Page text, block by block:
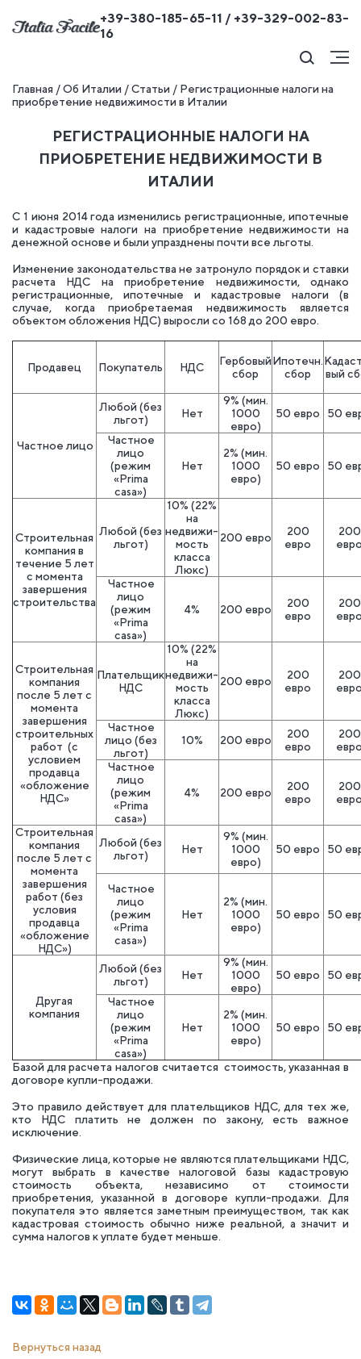
+39-380-185-65-11 / +39-329-002-83-
16
Главная /Об Италии /Статьи / Регистрационные налоги на
приобретение недвижимости в Италии
РЕГИСТРАЦИОННЫЕ НАЛОГИ НА
ПРИОБРЕТЕНИЕ НЕДВИЖИМОСТИ В
ИТАЛИИ
С 1 июня 2014 года изменились регистрационные, ипотечные
и кадастровые налоги на приобретение недвижимости на
денежной основе и были упразднены почти все льготы.
Изменение законодательства не затронуло порядок и ставки
расчета НДС на приобретение недвижимости, однако
регистрационные, ипотечные и кадастровые налоги (в
случае, когда приобретаемая недвижимость является
объектом обложения НДС) выросли со 168 до 200 евро.
Продавец Покупатель НДС
Гербовый
сбор
Ипотечн.
сбор
вый
Частное лицо
Любой (без
льгот)
Нет
9% (мин.
1000
евро)
50 евро 50
Частное
лицо
(режим
«Prima
casa»)
Нет
2% (мин.
1000
евро)
50 евро 50
Строительная
компания в
течение 5 лет
с момента
завершения
строительства
Любой (без
льгот)
10% (22%
на
недвижи-
мость
класса
Люкс)
200 евро
200
евро
200
Частное
лицо
(режим
«Prima
casa»)
4% 200 евро
200
евро
200
Строительная
компания
после 5 лет с
момента
завершения
строительных
работ (с
условием
продавца
«обложение
НДС»
Плательщик
НДС
10% (22%
на
недвижи-
мость
класса
Люкс)
200 евро
200
евро
200
Частное
лицо (без
льгот)
10% 200 евро
200
евро
200
Частное
лицо
(режим
«Prima
casa»)
4% 200 евро
200
евро
200
Строительная
компания
после 5 лет с
момента
завершения
работ (без
условия
продавца
«обложение
НДС»)
Любой (без
льгот)
Нет
9% (мин.
1000
евро)
50 евро 50
Частное
лицо
(режим
«Prima
casa»)
Нет
2% (мин.
1000
евро)
50 евро 50
Другая
компания
Любой (без
льгот)
Нет
9% (мин.
1000
евро)
50 евро 50
Частное
лицо
(режим
«Prima
casa»)
Нет
2% (мин.
1000
евро)
50 евро 50
Базой для расчета налогов считается стоимость, указанная в
договоре купли-продажи.
Это правило действует для плательщиков НДС, для тех же,
кто НДС платить не должен по закону, есть важное
исключение.
Физические лица, которые не являются плательщиками НДС,
могут выбрать в качестве налоговой базы кадастровую
стоимость объекта, независимо от стоимости
приобретения, указанной в договоре купли-продажи. Для
покупателя это является заметным преимуществом, так как
кадастровая стоимость обычно ниже реальной, а значит и
сумма налогов к уплате будет меньше.
Вернуться назад